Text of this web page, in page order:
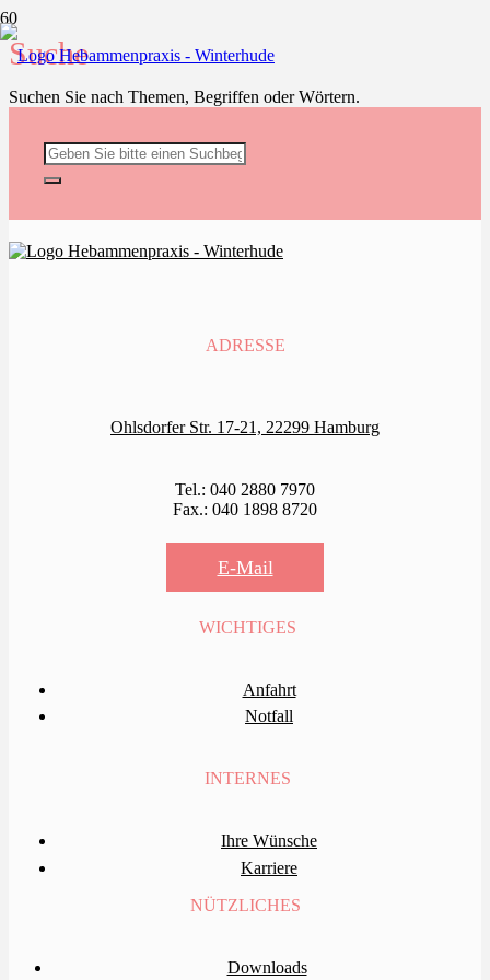
Suche
Suchen Sie nach Themen, Begriffen oder Wörtern.
ADRESSE
Ohlsdorfer Str. 17-21, 22299 Hamburg
Tel.: 040 2880 7970
Fax.: 040 1898 8720
E-Mail
WICHTIGES
Anfahrt
Notfall
INTERNES
Ihre Wünsche
Karriere
NÜTZLICHES
Downloads